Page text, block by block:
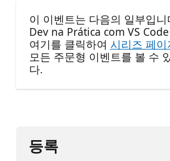
이 이벤트는 다음의 일부입
Dev na Prática com VS
여기를 클릭하여 시리즈 페이
모든 주문형 이벤트를 볼 수
다.
등록